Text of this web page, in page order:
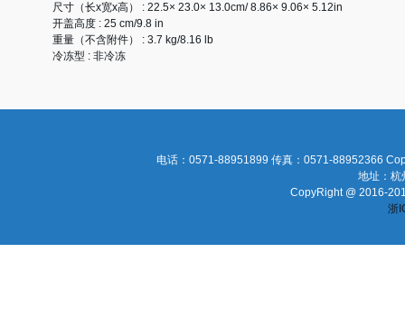
尺寸（长x宽x高）
: 22.5× 23.0× 13.0cm/ 8.86× 9.06× 5.12in
开盖高度 : 25 cm/9.8 in
重量（不含附件）
: 3.7 kg/8.16 lb
冷冻型 : 非冷冻
电话：0571-88951899 传真：0571-88952366
地址：杭
CopyRight @ 2016-
浙